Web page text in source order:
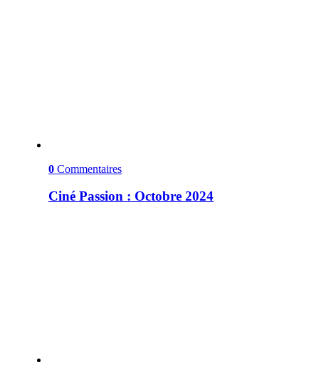
0 Commentaires
Ciné Passion : Octobre 2024